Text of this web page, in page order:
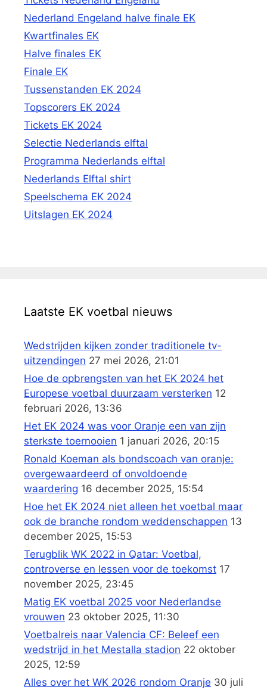
Nederland Engeland halve finale EK
Kwartfinales EK
Halve finales EK
Finale EK
Tussenstanden EK 2024
Topscorers EK 2024
Tickets EK 2024
Selectie Nederlands elftal
Programma Nederlands elftal
Nederlands Elftal shirt
Speelschema EK 2024
Uitslagen EK 2024
Laatste EK voetbal nieuws
Wedstrijden kijken zonder traditionele tv-
uitzendingen 27 mei 2026, 21:01
Hoe de opbrengsten van het EK 2024 het
Europese voetbal duurzaam versterken 12
februari 2026, 13:36
Het EK 2024 was voor Oranje een van zijn
sterkste toernooien 1 januari 2026, 20:15
Ronald Koeman als bondscoach van oranje:
overgewaardeerd of onvoldoende
waardering 16 december 2025, 15:54
Hoe het EK 2024 niet alleen het voetbal maar
ook de branche rondom weddenschappen 13
december 2025, 15:53
Terugblik WK 2022 in Qatar: Voetbal,
controverse en lessen voor de toekomst 17
november 2025, 23:45
Matig EK voetbal 2025 voor Nederlandse
vrouwen 23 oktober 2025, 11:30
Voetbalreis naar Valencia CF: Beleef een
wedstrijd in het Mestalla stadion 22 oktober
2025, 12:59
Alles over het WK 2026 rondom Oranje 30 juli